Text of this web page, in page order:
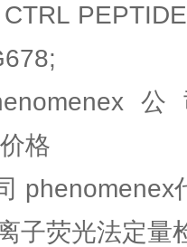
格
phenomenex
子荧光法定量